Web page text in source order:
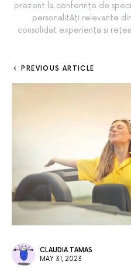
prezent la conferințe de
personalități relevante
consolidat experiența și
PREVIOUS ARTICLE
CLAUDIA TAMAS
MAY 31, 2023